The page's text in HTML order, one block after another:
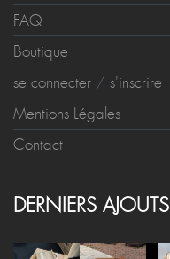
FAQ
Boutique
se connecter / s'inscrire
Mentions Légales
Contact
DERNIERS AJOUTS